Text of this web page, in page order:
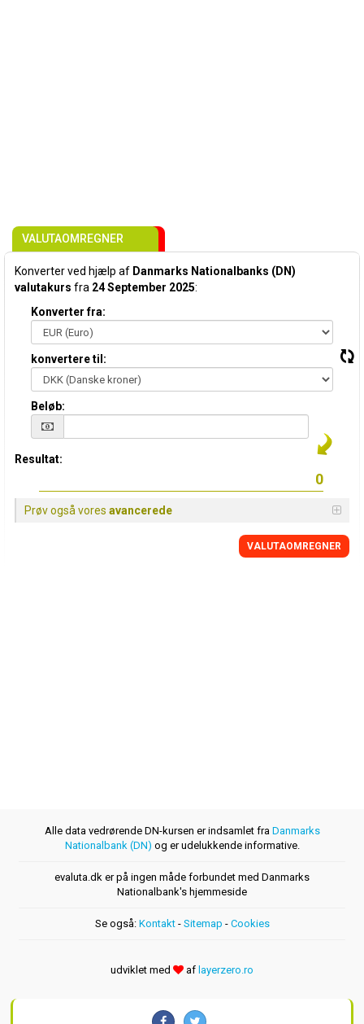
VALUTAOMREGNER
Konverter ved hjælp af Danmarks Nationalbanks (DN)
valutakurs fra 24 September 2025:
Konverter fra:
konvertere til:
Beløb:
Resultat:
Prøv også vores avancerede
VALUTAOMREGNER
Alle data vedrørende DN-kursen er indsamlet fra Danmarks
Nationalbank (DN) og er udelukkende informative.
evaluta.dk er på ingen måde forbundet med Danmarks
Nationalbank's hjemmeside
Se også: Kontakt- Sitemap - Cookies
udviklet med af layerzero.ro